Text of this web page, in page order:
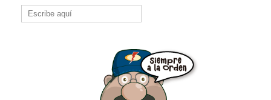
Buscar: